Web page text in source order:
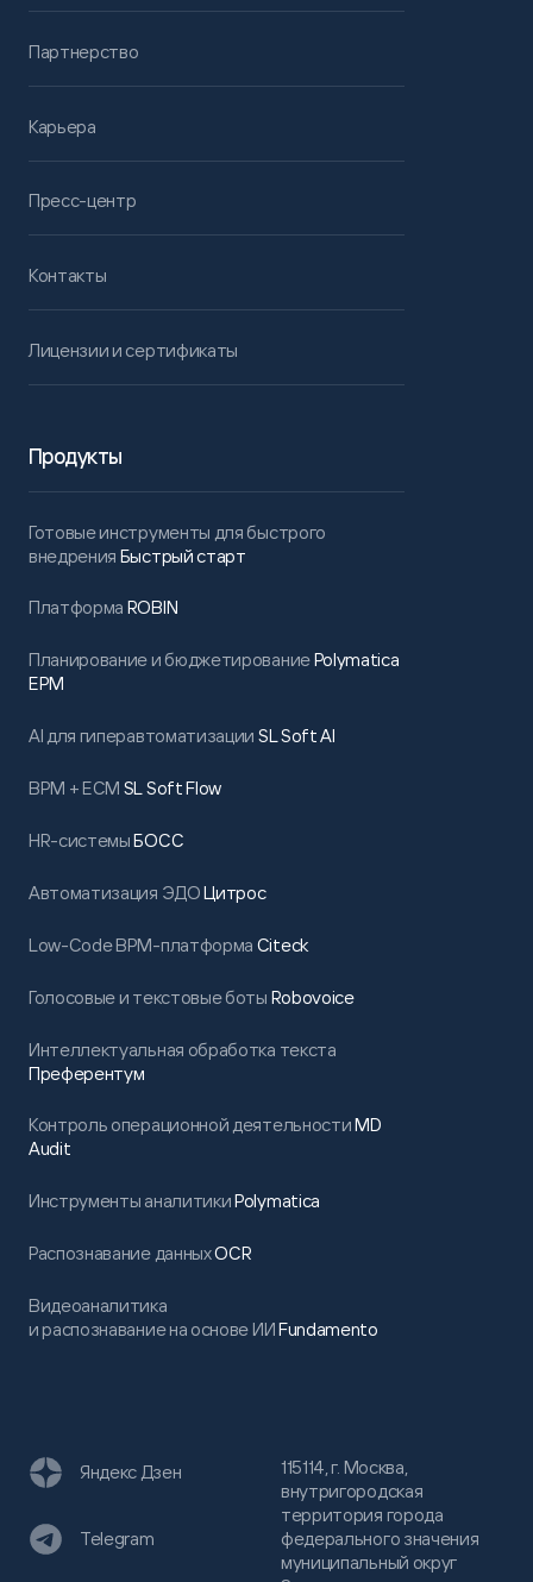
Партнерство
Карьера
Пресс-центр
Контакты
Лицензии и сертификаты
Продукты
Готовые инструменты для быстрого
внедрения Быстрый старт
Платформа ROBIN
Планирование и бюджетированиеPolymatica
EPM
AI для гиперавтоматизации SL Soft AI
BPM + ECM SL Soft Flow
HR-системыБОСС
Автоматизация ЭДОЦитрос
Low-Code BPM-платформа Citeck
Голосовые и текстовые боты Robovoice
Интеллектуальная обработка текста
Преферентум
Контроль операционной деятельностиMD
Audit
Инструменты аналитикиPolymatica
Распознавание данныхOCR
Видеоаналитика
и распознавание на основе ИИFundamento
115114, г. Москва,
внутригородская
территория города
федерального значения
муниципальный округ
Яндекс Дзен
Telegram